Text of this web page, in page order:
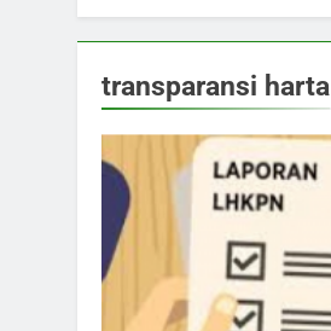
transparansi harta